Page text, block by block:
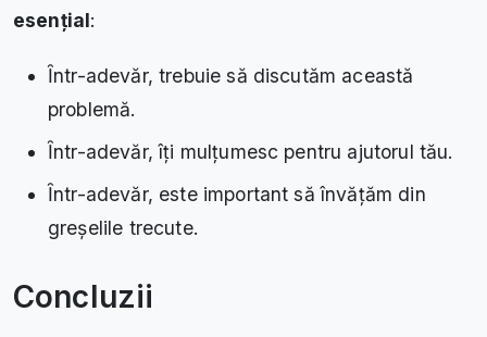
esențial:
Ȋntr-adevăr, trebuie să discutăm această
problemă.
Ȋntr-adevăr, îți mulțumesc pentru ajutorul tău.
Ȋntr-adevăr, este important să învățăm din
greșelile trecute.
Concluzii